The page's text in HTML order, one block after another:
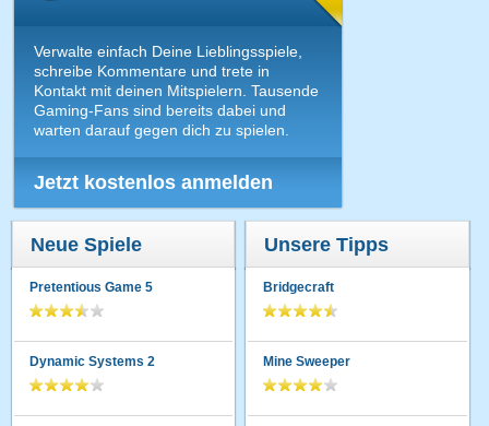
Verwalte einfach Deine Lieblingsspiele,
schreibe Kommentare und trete in
Kontakt mit deinen Mitspielern. Tausende
Gaming-Fans sind bereits dabei und
warten darauf gegen dich zu spielen.
Jetzt kostenlos anmelden
Neue Spiele
Pretentious Game 5
Dynamic Systems 2
Unsere Tipps
Bridgecraft
Mine Sweeper